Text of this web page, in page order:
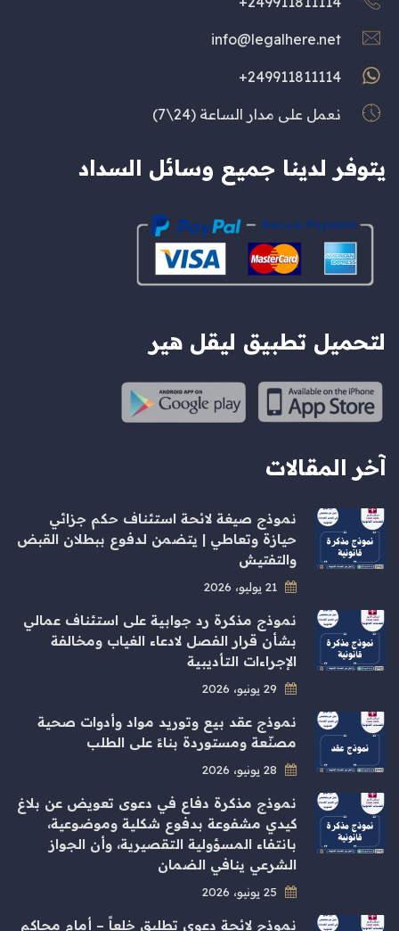
info@legalhere.net
249911811114+
نعمل على مدار الساعة (24\7)
يتوفر لدينا جميع وسائل السداد
لتحميل تطبيق ليقل هير
آخر المقالات
نموذج صيغة لائحة استئناف حكم جزائي
حيازة وتعاطي | يتضمن لدفوع ببطلان القبض
والتفتيش
نموذج مذكرة رد جوابية على استئناف عمالي
بشأن قرار الفصل لادعاء الغياب ومخالفة
الإجراءات التأديبية
نموذج عقد بيع وتوريد مواد وأدوات صحية
مصنّعة ومستوردة بناءً على الطلب
نموذج مذكرة دفاع في دعوى تعويض عن بلاغ
كيدي مشفوعة بدفوع شكلية وموضوعية،
بانتفاء المسؤولية التقصيرية، وأن الجواز
الشرعي ينافي الضمان
نموذج لائحة دعوى تطليق خلعاً – أمام محاكم